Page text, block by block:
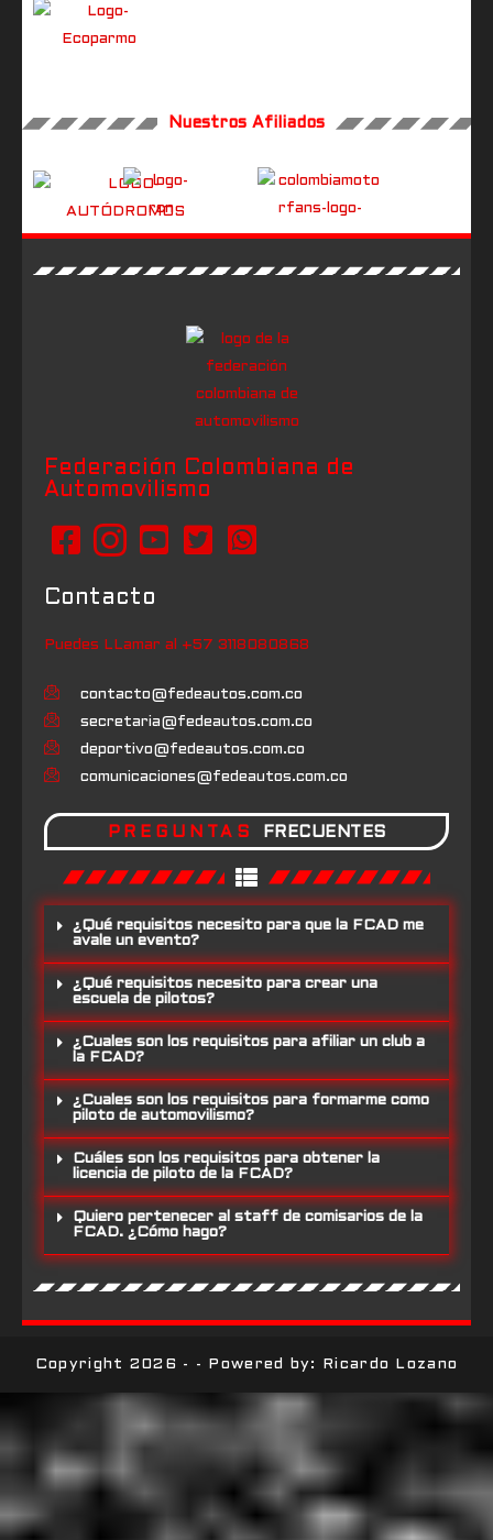
Nuestros Afiliados
Federación Colombiana de
Automovilismo
Contacto
Puedes LLamar al +57 3118080868
contacto@fedeautos.com.co
secretaria@fedeautos.com.co
deportivo@fedeautos.com.co
comunicaciones@fedeautos.com.co
PREGUNTAS FRECUENTES
¿Qué requisitos necesito para que la FCAD me
avale un evento?
¿Qué requisitos necesito para crear una
escuela de pilotos?
¿Cuales son los requisitos para afiliar un club a
la FCAD?
¿Cuales son los requisitos para formarme como
piloto de automovilismo?
Cuáles son los requisitos para obtener la
licencia de piloto de la FCAD?
Quiero pertenecer al staff de comisarios de la
FCAD. ¿Cómo hago?
Copyright 2026 - - Powered by: Ricardo Lozano